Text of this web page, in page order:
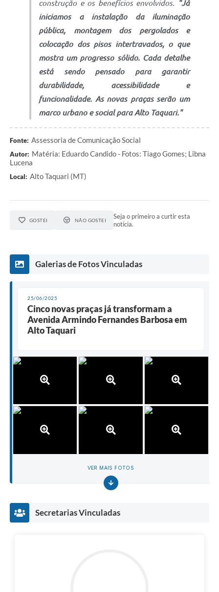
construção e os benefícios envolvidos.
"Já
iniciamos a instalação da iluminação
pública, montagem dos pergolados e
colocação dos pisos intertravados, o que
mostra um progresso sólido. Cada detalhe
está sendo pensado para garantir
durabilidade, acessibilidade e
funcionalidade. As novas praças serão um
marco urbano e social para Alto Taquari."
Fonte: Assessoria de Comunicação Social
Autor: Matéria: Eduardo Candido - Fotos: Tiago Gomes; Libna
Lucena
Local: Alto Taquari (MT)
GOSTEI NÃO GOSTEI
Seja o primeiro a curtir esta
notícia.
Galerias de Fotos Vinculadas
25/06/2025
Cinco novas praças já transformam a
Avenida Armindo Fernandes Barbosa em
Alto Taquari
VER MAIS FOTOS
Secretarias Vinculadas